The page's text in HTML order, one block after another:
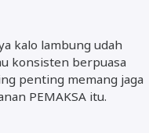
kalo lambung udah
konsisten berpuasa
penting memang jaga
PEMAKSA itu.